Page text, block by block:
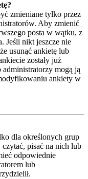
zmieniane tylko przez
Aby zmienić
posta w wątku, z
Jeśli nikt jeszcze nie
usunąć ankietę lub
zostały już
administratorzy mogą ją
ankiety w
dla określonych grup
pisać na nich lub
odpowiednie
lub